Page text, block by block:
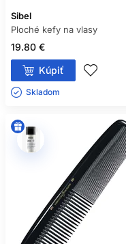
Sibel
Ploché kefy na vlasy
19.80 €
Kúpiť
Skladom ㅤ